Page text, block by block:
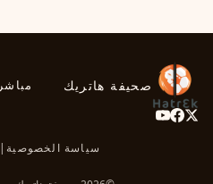
صحيفة هاتريك مباشر
سياسة الخصوصية |